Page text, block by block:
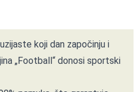
koji dan započinju i
„Football“ donosi sportski